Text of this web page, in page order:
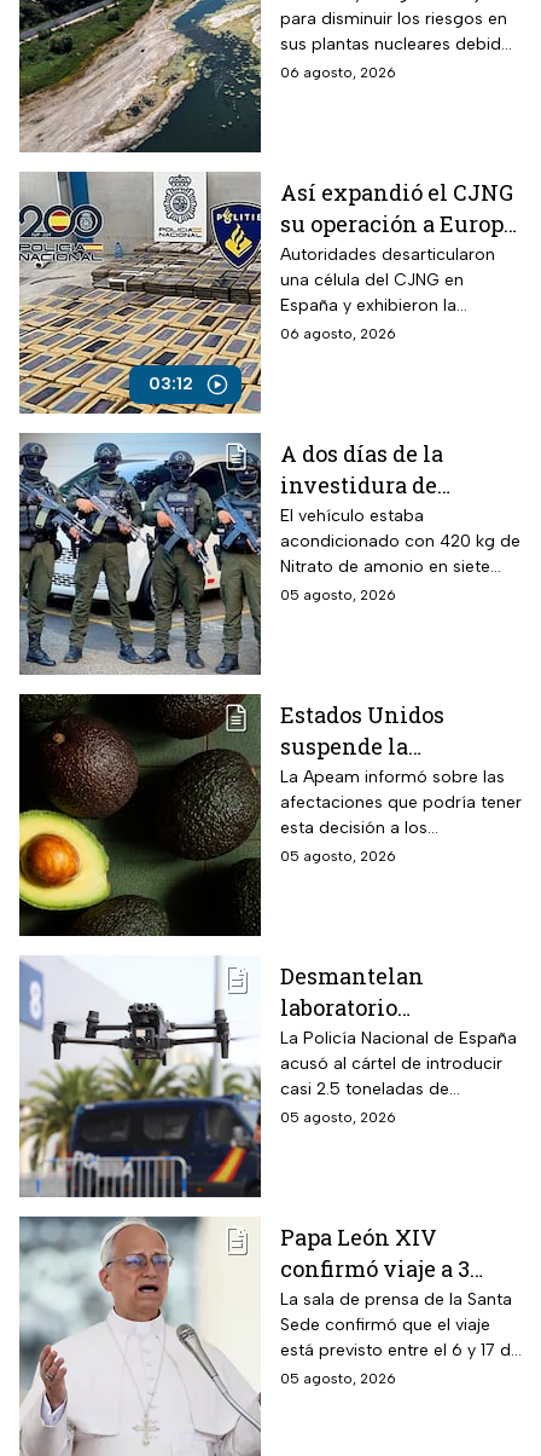
Guerra Mundial
para disminuir los riesgos en
sus plantas nucleares debido
a los mínimos históricos
06 agosto, 2026
03:12
Así expandió el CJNG
su operación a Europa;
desmantelan célula
en España
Autoridades desarticularon
una célula del CJNG en
España y exhibieron la
expansión del cártel con
06 agosto, 2026
A dos días de la
investidura de
Abelardo de la
Espriella, desactivan
autobús bomba cerca
de Cali
El vehículo estaba
acondicionado con 420 kg de
Nitrato de amonio en siete
cilindros y presuntamente lo
05 agosto, 2026
Estados Unidos
suspende la
importación de
aguacate de
Michoacán por alerta
de seguridad
La Apeam informó sobre las
afectaciones que podría tener
esta decisión a los
trabajadores y la industria
05 agosto, 2026
Desmantelan
laboratorio
clandestino del CJNG
en Cataluña, España;
detienen a 13
personas
La Policía Nacional de España
acusó al cártel de introducir
casi 2.5 toneladas de
metanfetaminas procedente
05 agosto, 2026
Papa León XIV
confirmó viaje a 3
países de
Latinoamérica
La sala de prensa de la Santa
Sede confirmó que el viaje
está previsto entre el 6 y 17 de
noviembre de este mismo
05 agosto, 2026